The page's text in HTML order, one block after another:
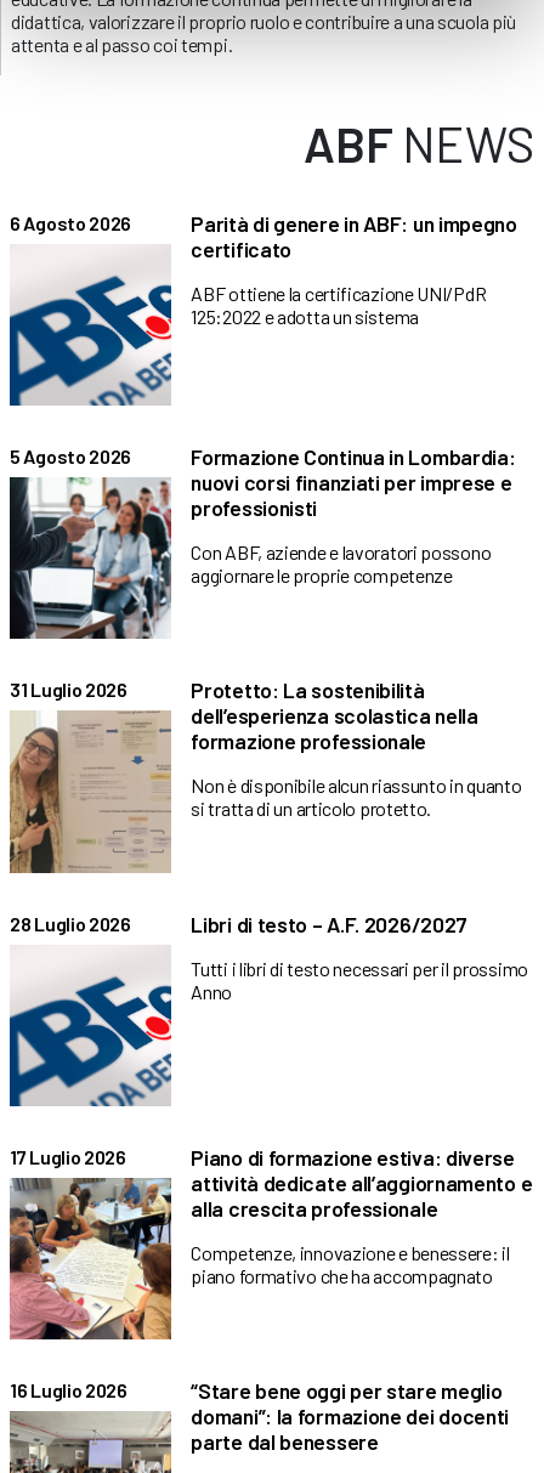
didattica, valorizzare il proprio ruolo e contribuire a una scuola più
attenta e al passo coi tempi.
ABF NEWS
6 Agosto 2026
Parità di genere in ABF: un impegno
certificato
ABF ottiene la certificazione UNI/PdR
125:2022 e adotta un sistema
5 Agosto 2026
Formazione Continua in Lombardia:
nuovi corsi finanziati per imprese e
professionisti
Con ABF, aziende e lavoratori possono
aggiornare le proprie competenze
31 Luglio 2026
Protetto: La sostenibilità
dell’esperienza scolastica nella
formazione professionale
Non è disponibile alcun riassunto in quanto
si tratta di un articolo protetto.
28 Luglio 2026 Libri di testo – A.F. 2026/2027
Tutti i libri di testo necessari per il prossimo
Anno
17 Luglio 2026
Piano di formazione estiva: diverse
attività dedicate all’aggiornamento e
alla crescita professionale
Competenze, innovazione e benessere: il
piano formativo che ha accompagnato
16 Luglio 2026
“Stare bene oggi per stare meglio
domani”: la formazione dei docenti
parte dal benessere